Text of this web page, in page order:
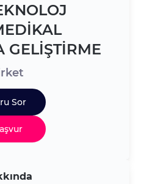
GELİŞTİRME
Sor